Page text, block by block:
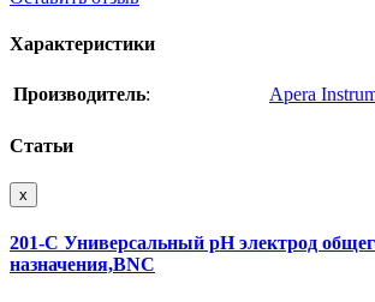
Характеристики
Производитель: Apera
Статьи
x
201-C Универсальный pH электрод
назначения,BNC